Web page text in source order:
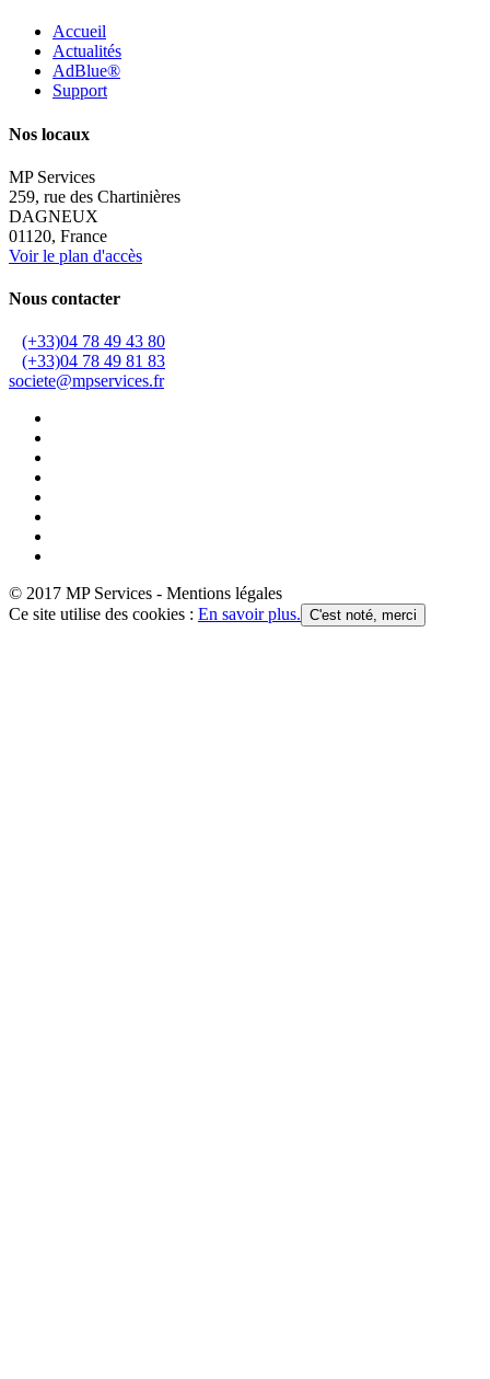
Accueil
Actualités
AdBlue®
Support
Nos locaux
MP Services
259, rue des Chartinières
DAGNEUX
01120, France
Voir le plan d'accès
Nous contacter
(+33)04 78 49 43 80
(+33)04 78 49 81 83
societe@mpservices.fr
© 2017 MP Services - Mentions légales
Ce site utilise des cookies : En savoir plus. C'est noté, merci